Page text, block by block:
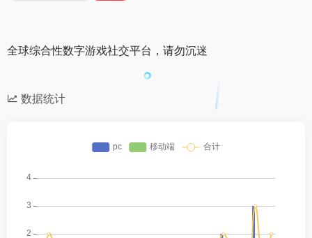
全球综合性数字游戏社交平台，请勿沉迷
数据统计